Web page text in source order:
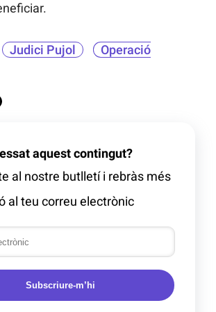
Judici Pujol
Operació
aquest contingut?
al nostre butlletí i rebràs més
al teu correu electrònic
Subscriure-m’hi